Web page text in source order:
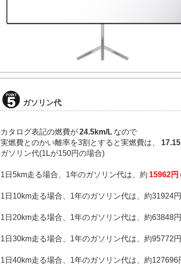
ガソリン代
カタログ表記の燃費が24.5km/L なので
実燃費とのかい離率を3割とすると実燃費は、
ガソリン代(1Lが150円の場合)
1日5km走る場合、1年のガソリン代は、約 15962円
1日10km走る場合、1年のガソリン代は、約31924
1日20km走る場合、1年のガソリン代は、約63848
1日30km走る場合、1年のガソリン代は、約95772
1日40km走る場合、1年のガソリン代は、約